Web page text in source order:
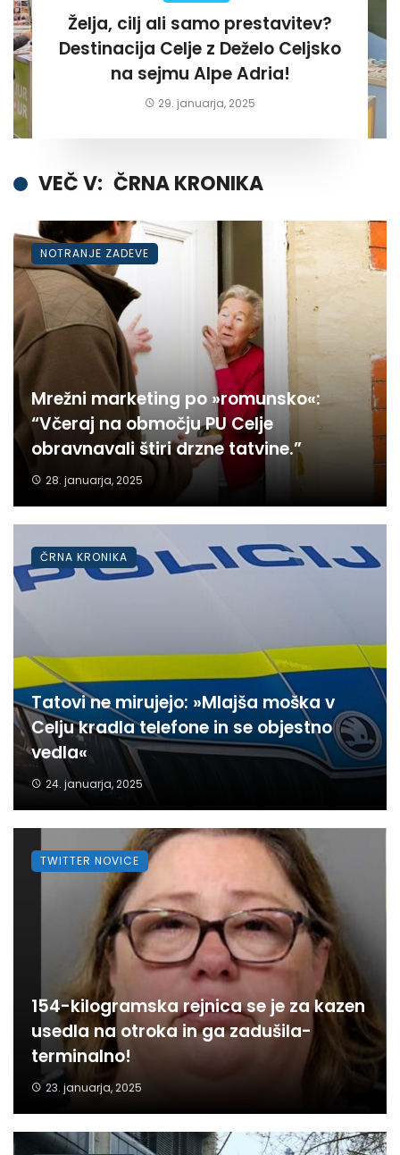
Želja, cilj ali samo prestavitev?
Destinacija Celje z Deželo Celjsko
na sejmu Alpe Adria!
29. januarja, 2025
VEČ V: ČRNA KRONIKA
Mrežni marketing po »romunsko«:
“Včeraj na območju PU Celje
obravnavali štiri drzne tatvine.”
28. januarja, 2025
NOTRANJE ZADEVE
Tatovi ne mirujejo: »Mlajša moška v
Celju kradla telefone in se objestno
vedla«
24. januarja, 2025
ČRNA KRONIKA
154-kilogramska rejnica se je za kazen
usedla na otroka in ga zadušila-
terminalno!
23. januarja, 2025
TWITTER NOVICE